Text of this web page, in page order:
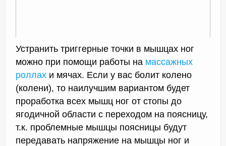
Устранить триггерные точки в мышцах ног
можно при помощи работы на массажных
роллах и мячах. Если у вас болит колено
(колени), то наилучшим вариантом будет
проработка всех мышц ног от стопы до
ягодичной области с переходом на поясницу,
т.к. проблемные мышцы поясницы будут
передавать напряжение на мышцы ног и